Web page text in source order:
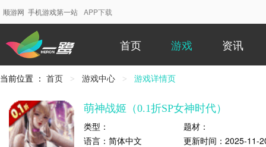
顺游网 手机游戏第一站 APP下载
首页 游戏 资讯
当前位置 ： 首页 游戏中心
当
位
置：
游戏详情页
萌神战姬（0.1折SP女神时代）
类型：
题材：
语言： 简体中文 更新时间： 2025-11-